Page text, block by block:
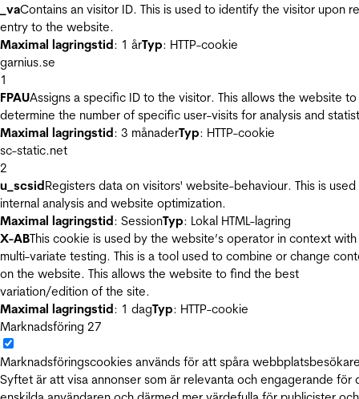
_vaContains an visitor ID. This is used to identify the visitor upon
entry to the website.
Maximal lagringstid: 1 årTyp: HTTP-cookie
garnius.se
1
FPAUAssigns a specific ID to the visitor. This allows the website to
determine the number of specific user-visits for analysis and
Maximal lagringstid: 3 månaderTyp: HTTP-cookie
sc-static.net
2
u_scsidRegisters data on visitors' website-behaviour. This is
internal analysis and website optimization.
Maximal lagringstid: SessionTyp: Lokal HTML-lagring
X-ABThis cookie is used by the website’s operator in context with
multi-variate testing. This is a tool used to combine or change
on the website. This allows the website to find the best
variation/edition of the site.
Maximal lagringstid: 1 dagTyp: HTTP-cookie
Marknadsföring 27
Marknadsföringscookies används för att spåra
Syftet är att visa annonser som är relevanta och engagerande för